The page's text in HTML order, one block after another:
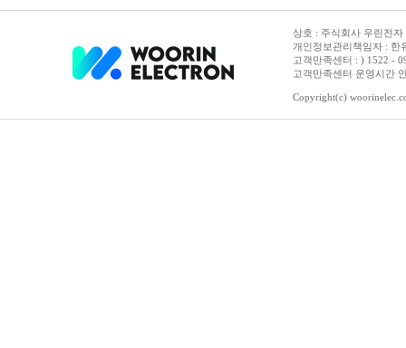
상호 : 주식회사 우린전
개인정보관리책임자 : 한
고객만족센터 : ) 1522 -
고객만족센터 운영시간
Copyright(c)